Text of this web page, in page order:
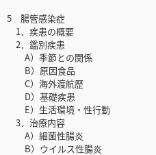
5 腸管感染症
1．疾患の概要
2．鑑別疾患
A）季節との関係
B）原因食品
C）海外渡航歴
D）基礎疾患
E）生活環境・性行動
3．治療内容
A）細菌性腸炎
B）ウイルス性腸炎